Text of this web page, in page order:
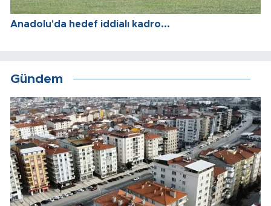
Anadolu'da hedef iddialı kadro...
Gündem